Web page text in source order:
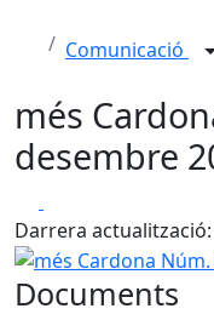
Comunicació
més
desembre
Darrera
més Cardona Núm.
Documents